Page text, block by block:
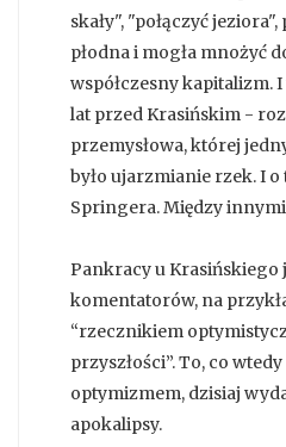
skały", "połączyć
płodna i mogła mnożyć
współczesny kapitalizm.
lat przed Krasińskim -
przemysłowa, której
było ujarzmianie rzek. I
Springera. Między
Pankracy u Krasińskiego
komentatorów, na
“rzecznikiem
przyszłości”. To, co
optymizmem, dzisiaj
apokalipsy.